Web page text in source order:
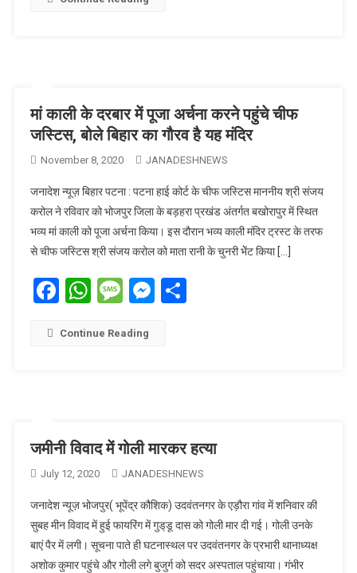
मां काली के दरबार में पूजा अर्चना करने पहुंचे चीफ
जस्टिस, बोले बिहार का गौरव है यह मंदिर
November 8, 2020 JANADESHNEWS
जनादेश न्यूज़ बिहार पटना : पटना हाई कोर्ट के चीफ जस्टिस माननीय श्री संजय
करोल ने रविवार को भोजपुर जिला के बड़हरा प्रखंड अंतर्गत बखोरापुर में स्थित
भव्य मां काली को पूजा अर्चना किया। इस दौरान भव्य काली मंदिर ट्रस्ट के तरफ
से चीफ जस्टिस श्री संजय करोल को माता रानी के चुनरी भेेंट किया […]
Facebook
WhatsApp
Message
Messenger
Continue Reading
जमीनी विवाद में गोली मारकर हत्या
July 12, 2020 JANADESHNEWS
जनादेश न्यूज़ भोजपुर( भूपेंद्र कौशिक) उदवंतनगर के एड़ौरा गांव में शनिवार की
सुबह मीन विवाद में हुई फायरिंग में गुड्‌डू दास को गोली मार दी गई। गोली उनके
बाएं पैर में लगी। सूचना पाते ही घटनास्थल पर उदवंतनगर के प्रभारी थानाध्यक्ष
अशोक कुमार पहुंचे और गोली लगे बुजुर्ग को सदर अस्पताल पहुंचाया। गंभीर